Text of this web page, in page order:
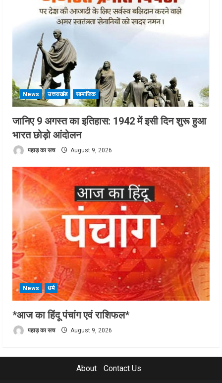
News उत्तराखंड सामाजिक
जानिए 9 अगस्त का इतिहास: 1942 में इसी दिन शुरू हुआ
भारत छोड़ो आंदोलन
पहाड़ का सच August 9, 2026
News धर्म
*आज का हिंदू पंचांग एवं राशिफल*
पहाड़ का सच August 9, 2026
About Contact Us